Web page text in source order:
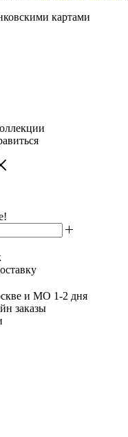
картами
и МО 1-2 дня
заказы